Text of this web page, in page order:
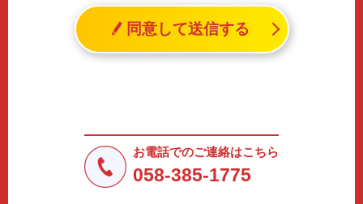
れる生存する個人に関する情報であって、氏名、生年月日
その他の記述等により特定の個人を識別することができる
情報（個人識別情報）を指します。
しません。
a.応募者等からのお問い合わせに対応・管理するため
b.本ウェブサイトにおけるサービスの提供・運用のため
同意して送信する
お電話でのご連絡はこちら
058-385-1775